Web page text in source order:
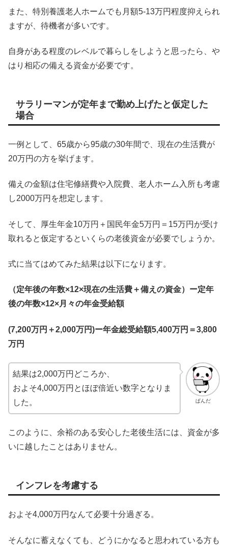
また、特別養護老人ホームでも月額5-13万円程度抑えられ
ますが、待機者が多いです。
自身がある程度のレベルで暮らしをしようと思ったら、や
はり相応の備える資金が必要です。
サラリーマンが定年まで勤め上げたと仮定した
場合
一例として、65歳から95歳の30年間で、現在の生活費が
20万円の方を挙げます。
備えの金額は住宅修繕費や入院費、老人ホーム入所も考慮
し2000万円を想定します。
そして、厚生年金10万円＋国民年金5万円＝15万円が受け
取れると仮定するといくらの老後資金が必要でしょうか。
式に当てはめてみた結果は以下になります。
（定年後の年数×12×現在の生活費＋備えの資金）ー定年
後の年数×12×月々の年金受給額
(7,200万円＋2,000万円)ー年金総受給額5,400万円＝3,800
万円
ぱんだ
結果は2,000万円どころか、
およそ4,000万円とほぼ倍近い数字となりま
した。
このように、余裕のある安心した老後生活には、資金が多
いに越したことはありません。
インフレを考慮する
およそ4,000万円なんて必要十分過ぎる。
そんなに蓄えなくても、どうにかなると思われている方も